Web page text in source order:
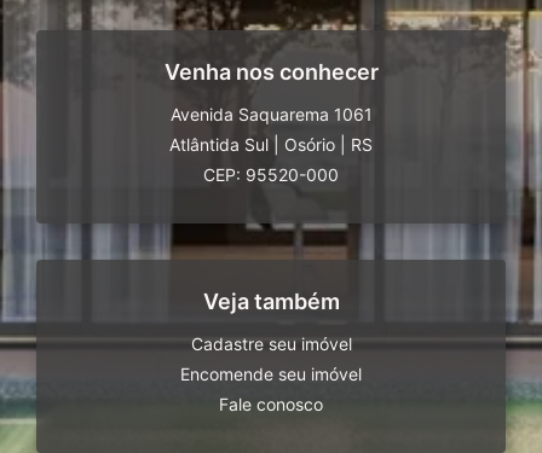
Venha nos conhecer
Avenida Saquarema 1061
Atlântida Sul
Osório
RS
CEP: 95520-000
Veja também
Cadastre seu imóvel
Encomende seu imóvel
Fale conosco